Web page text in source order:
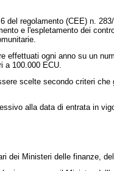
regolamento (CEE) n.
e l'espletamento dei
ogni anno su un
a 100.000 ECU.
scelte secondo criteri che
alla data di entrata in
Ministeri delle finanze,